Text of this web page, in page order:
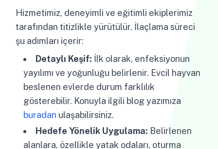
Hizmetimiz, deneyimli ve eğitimli ekiplerimiz
tarafından titizlikle yürütülür. İlaçlama süreci
şu adımları içerir:
Detaylı Keşif: İlk olarak, enfeksiyonun
yayılımı ve yoğunluğu belirlenir. Evcil hayvan
beslenen evlerde durum farklılık
gösterebilir. Konuyla ilgili blog yazımıza
buradan ulaşabilirsiniz.
Hedefe Yönelik Uygulama: Belirlenen
alanlara, özellikle yatak odaları, oturma